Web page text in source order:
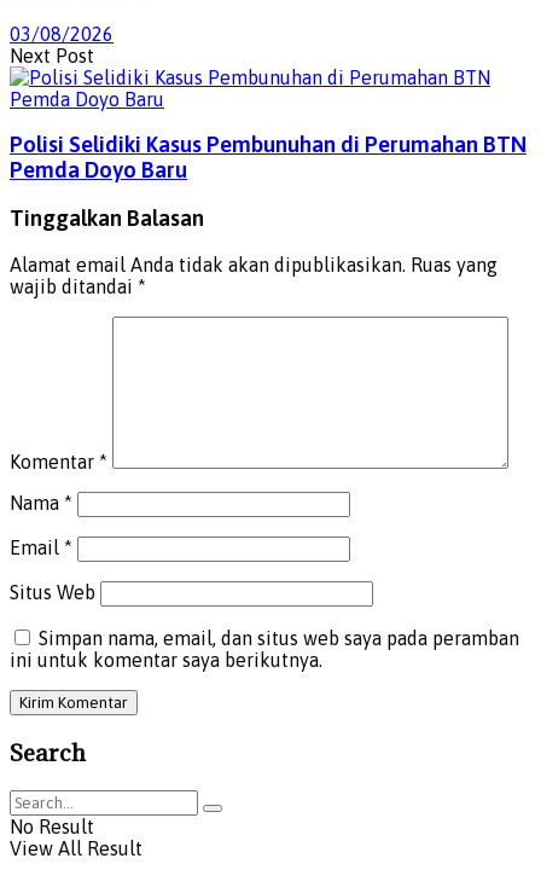
03/08/2026
Next Post
Polisi Selidiki Kasus Pembunuhan di Perumahan BTN
Pemda Doyo Baru
Tinggalkan Balasan
Alamat email Anda tidak akan dipublikasikan. Ruas yang
wajib ditandai *
Komentar *
Nama *
Email *
Situs Web
Simpan nama, email, dan situs web saya pada peramban
ini untuk komentar saya berikutnya.
Search
No Result
View All Result